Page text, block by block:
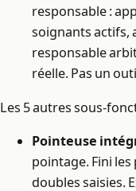
responsable :
soignants actifs,
responsable
réelle. Pas un
Les 5 autres sous-
Pointeuse
pointage. Fini
doubles saisies.